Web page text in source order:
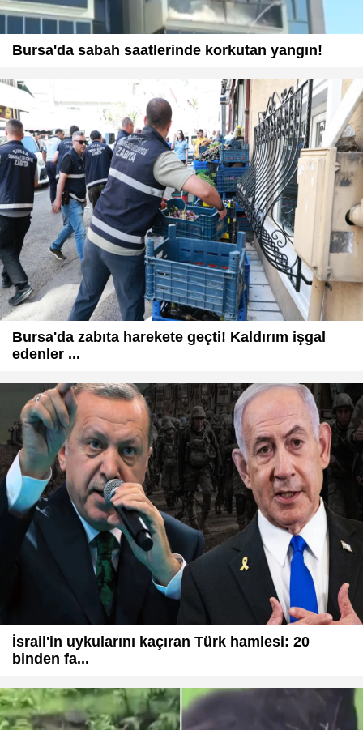
Bursa'da sabah saatlerinde korkutan yangın!
Bursa'da zabıta harekete geçti! Kaldırım işgal
edenler ...
İsrail'in uykularını kaçıran Türk hamlesi: 20
binden fa...